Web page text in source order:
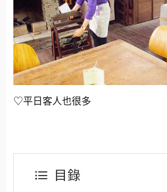
♡平日客人也很多
目錄